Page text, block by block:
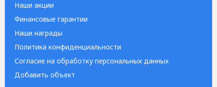
Наши акции
Финансовые гарантии
Наши награды
Политика конфиденциальности
Согласие на обработку персональных данных
Добавить объект